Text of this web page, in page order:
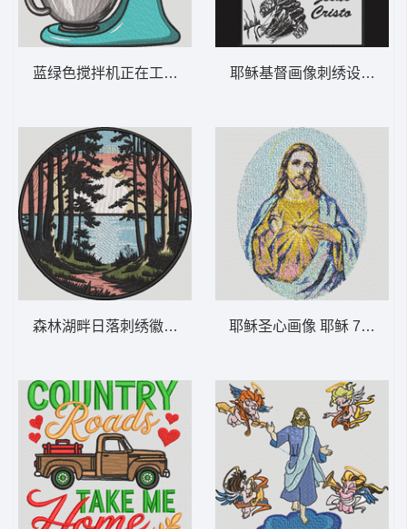
蓝绿色搅拌机正在工作 复古立式搅拌机 –
森林湖畔日落刺绣徽章 湖畔森林日落——风
耶稣基督画像刺绣设计 耶
耶稣圣心画像 耶稣 7-DST